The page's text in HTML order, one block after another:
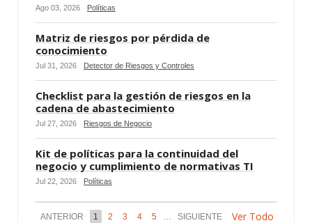
Ago 03, 2026 Políticas
Matriz de riesgos por pérdida de
conocimiento
Jul 31, 2026 Detector de Riesgos y Controles
Checklist para la gestión de riesgos en la
cadena de abastecimiento
Jul 27, 2026 Riesgos de Negocio
Kit de políticas para la continuidad del
negocio y cumplimiento de normativas TI
Jul 22, 2026 Políticas
ANTERIOR 1 2 3 4 5 SIGUIENTE Ver Todo